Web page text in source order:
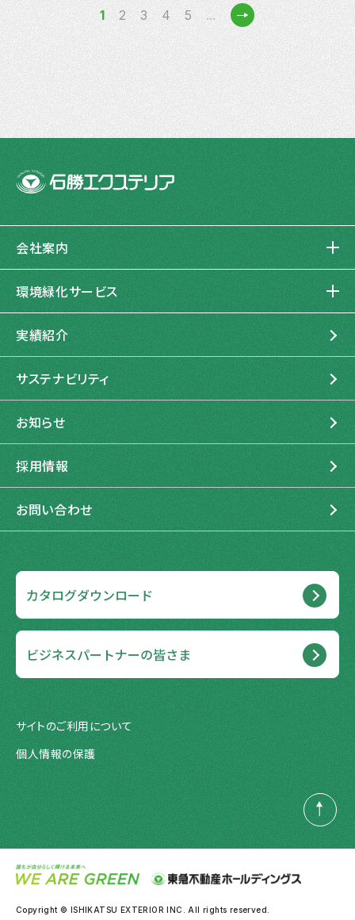
1 2 3 4 5 ... »
会社案内
企業理念
私たちの起源と進化
石勝エクステリアの歩み
環境緑化サービス
造園建設
管理運営
実績紹介
サステナビリティ
お知らせ
採用情報
お問い合わせ
カタログダウンロード
ビジネスパートナーの皆さま
サイトのご利用について
個人情報の保護
PAGE
TOP
Copyright © ISHIKATSU EXTERIOR INC. All rights reserved.